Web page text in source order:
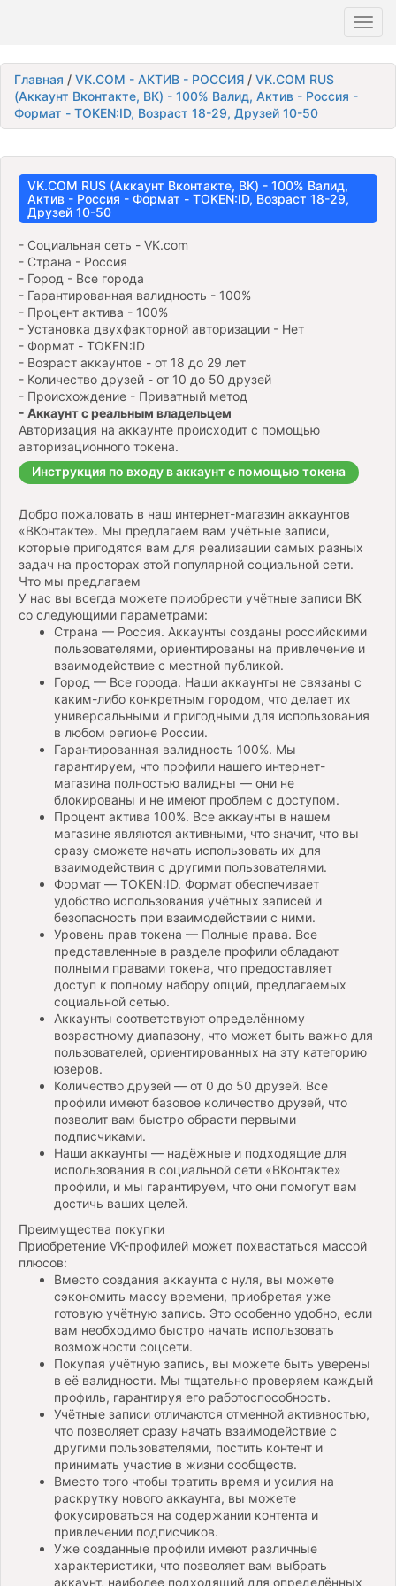
Главная / VK.COM - АКТИВ - РОССИЯ / VK.COM RUS
(Аккаунт Вконтакте, ВК) - 100% Валид, Актив - Россия -
Формат - TOKEN:ID, Возраст 18-29, Друзей 10-50
VK.COM RUS (Аккаунт Вконтакте, ВК) - 100% Валид,
Актив - Россия - Формат - TOKEN:ID, Возраст 18-29,
Друзей 10-50
- Социальная сеть - VK.com
- Страна - Россия
- Город - Все города
- Гарантированная валидность - 100%
- Процент актива - 100%
- Установка двухфакторной авторизации - Нет
- Формат - TOKEN:ID
- Возраст аккаунтов - от 18 до 29 лет
- Количество друзей - от 10 до 50 друзей
- Происхождение - Приватный метод
- Аккаунт с реальным владельцем
Авторизация на аккаунте происходит с помощью
авторизационного токена.
Инструкция по входу в аккаунт с помощью токена
Добро пожаловать в наш интернет-магазин аккаунтов
«ВКонтакте». Мы предлагаем вам учётные записи,
которые пригодятся вам для реализации самых разных
задач на просторах этой популярной социальной сети.
Что мы предлагаем
У нас вы всегда можете приобрести учётные записи ВК
со следующими параметрами:
Страна — Россия. Аккаунты созданы российскими
пользователями, ориентированы на привлечение и
взаимодействие с местной публикой.
Город — Все города. Наши аккаунты не связаны с
каким-либо конкретным городом, что делает их
универсальными и пригодными для использования
в любом регионе России.
Гарантированная валидность 100%. Мы
гарантируем, что профили нашего интернет-
магазина полностью валидны — они не
блокированы и не имеют проблем с доступом.
Процент актива 100%. Все аккаунты в нашем
магазине являются активными, что значит, что вы
сразу сможете начать использовать их для
взаимодействия с другими пользователями.
Формат — TOKEN:ID. Формат обеспечивает
удобство использования учётных записей и
безопасность при взаимодействии с ними.
Уровень прав токена — Полные права. Все
представленные в разделе профили обладают
полными правами токена, что предоставляет
доступ к полному набору опций, предлагаемых
социальной сетью.
Аккаунты соответствуют определённому
возрастному диапазону, что может быть важно для
пользователей, ориентированных на эту категорию
юзеров.
Количество друзей — от 0 до 50 друзей. Все
профили имеют базовое количество друзей, что
позволит вам быстро обрасти первыми
подписчиками.
Наши аккаунты — надёжные и подходящие для
использования в социальной сети «ВКонтакте»
профили, и мы гарантируем, что они помогут вам
достичь ваших целей.
Преимущества покупки
Приобретение VK-профилей может похвастаться массой
плюсов:
Вместо создания аккаунта с нуля, вы можете
сэкономить массу времени, приобретая уже
готовую учётную запись. Это особенно удобно, если
вам необходимо быстро начать использовать
возможности соцсети.
Покупая учётную запись, вы можете быть уверены
в её валидности. Мы тщательно проверяем каждый
профиль, гарантируя его работоспособность.
Учётные записи отличаются отменной активностью,
что позволяет сразу начать взаимодействие с
другими пользователями, постить контент и
принимать участие в жизни сообществ.
Вместо того чтобы тратить время и усилия на
раскрутку нового аккаунта, вы можете
фокусироваться на содержании контента и
привлечении подписчиков.
Уже созданные профили имеют различные
характеристики, что позволяет вам выбрать
аккаунт, наиболее подходящий для определённых